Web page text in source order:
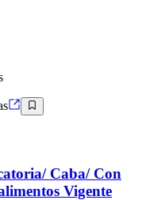
Caba/ Con
Vigente